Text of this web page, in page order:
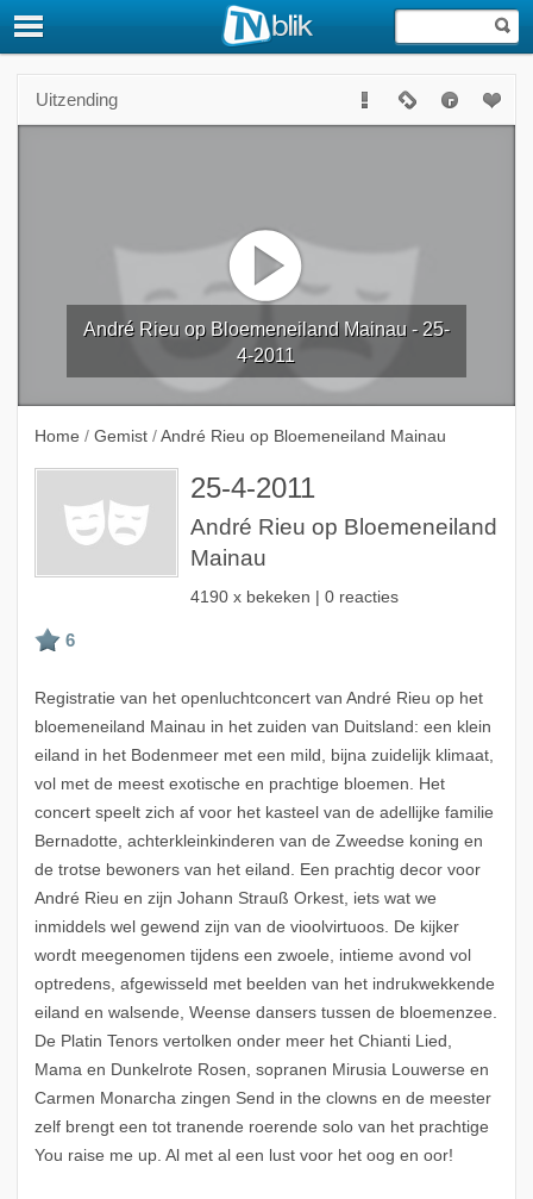
Uitzending
André Rieu op Bloemeneiland Mainau - 25-
4-2011
Home / Gemist / André Rieu op Bloemeneiland Mainau
25-4-2011
André Rieu op Bloemeneiland
Mainau
4190 x bekeken | 0 reacties
Registratie van het openluchtconcert van André Rieu op het
bloemeneiland Mainau in het zuiden van Duitsland: een klein
eiland in het Bodenmeer met een mild, bijna zuidelijk klimaat,
vol met de meest exotische en prachtige bloemen. Het
concert speelt zich af voor het kasteel van de adellijke familie
Bernadotte, achterkleinkinderen van de Zweedse koning en
de trotse bewoners van het eiland. Een prachtig decor voor
André Rieu en zijn Johann Strauß Orkest, iets wat we
inmiddels wel gewend zijn van de vioolvirtuoos. De kijker
wordt meegenomen tijdens een zwoele, intieme avond vol
optredens, afgewisseld met beelden van het indrukwekkende
eiland en walsende, Weense dansers tussen de bloemenzee.
De Platin Tenors vertolken onder meer het Chianti Lied,
Mama en Dunkelrote Rosen, sopranen Mirusia Louwerse en
Carmen Monarcha zingen Send in the clowns en de meester
zelf brengt een tot tranende roerende solo van het prachtige
You raise me up. Al met al een lust voor het oog en oor!